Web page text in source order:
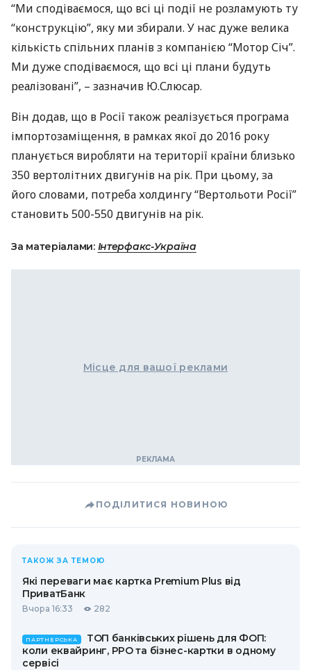
“Ми сподіваємося, що всі ці події не розламують ту
“конструкцію”, яку ми збирали. У нас дуже велика
кількість спільних планів з компанією “Мотор Січ”.
Ми дуже сподіваємося, що всі ці плани будуть
реалізовані”, – зазначив Ю.Слюсар.
Він додав, що в Росії також реалізується програма
імпортозаміщення, в рамках якої до 2016 року
планується виробляти на території країни близько
350 вертолітних двигунів на рік. При цьому, за
його словами, потреба холдингу “Вертольоти Росії”
становить 500-550 двигунів на рік.
За матеріалами: Інтерфакс-Україна
Місце для вашої реклами
ПОДІЛИТИСЯ НОВИНОЮ
ТАКОЖ ЗА ТЕМОЮ
Які переваги має картка Premium Plus від
ПриватБанк
Вчора 16:33 282
ПАРТНЕРСЬКА
ТОП банківських рішень для ФОП:
коли еквайринг, РРО та бізнес-картки в одному
сервісі